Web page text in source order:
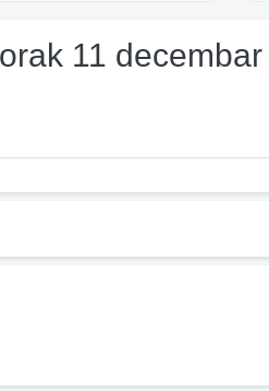
11 decembar